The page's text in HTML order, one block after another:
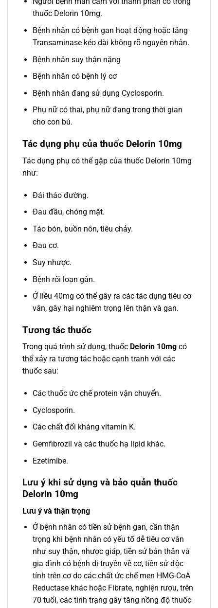
thuốc Delorin 10mg.
Bệnh nhân có bệnh gan hoạt động hoặc tăng
Transaminase kéo dài không rõ nguyên nhân.
Bệnh nhân suy thận nặng
Bệnh nhân có bệnh lý cơ
Bệnh nhân đang sử dụng Cyclosporin.
Phụ nữ có thai, phụ nữ đang trong thời gian
cho con bú.
Tác dụng phụ của thuốc Delorin 10mg
Tác dụng phụ có thể gặp của thuốc Delorin 10mg
như:
Đái tháo đường.
Đau đầu, chóng mặt.
Táo bón, buồn nôn, tiêu chảy.
Đau cơ.
Suy nhược.
Bệnh rối loạn gân.
Ở liều 40mg có thể gây ra các tác dụng tiêu cơ
vân, gây hại nghiêm trọng lên thận và gan.
Tương tác thuốc
Trong quá trình sử dụng, thuốc Delorin 10mg có
thể xảy ra tương tác hoặc cạnh tranh với các
thuốc sau:
Các thuốc ức chế protein vận chuyển.
Cyclosporin.
Các chất đối kháng vitamin K.
Gemfibrozil và các thuốc hạ lipid khác.
Ezetimibe.
Lưu ý khi sử dụng và bảo quản thuốc
Delorin 10mg
Lưu ý và thận trọng
Ở bệnh nhân có tiền sử bệnh gan, cần thận
trọng khi bệnh nhân có yếu tố dễ tiêu cơ vân
như suy thận, nhược giáp, tiền sử bản thân và
gia đình có bệnh di truyền về cơ, tiền sử độc
tính trên cơ do các chất ức chế men HMG-CoA
Reductase khác hoặc Fibrate, nghiện rượu, trên
70 tuổi, các tình trạng gây tăng nồng độ thuốc